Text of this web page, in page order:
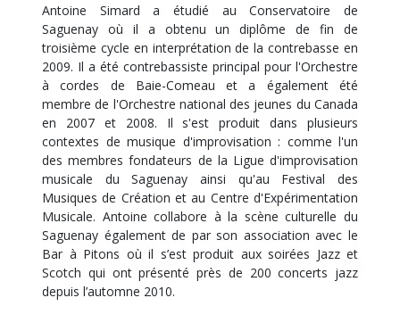
Antoine Simard a étudié au Conservatoire de
Saguenay où il a obtenu un diplôme de fin de
troisième cycle en interprétation de la contrebasse en
2009. Il a été contrebassiste principal pour l'Orchestre
à cordes de Baie-Comeau et a également été
membre de l'Orchestre national des jeunes du Canada
en 2007 et 2008. Il s'est produit dans plusieurs
contextes de musique d'improvisation : comme l'un
des membres fondateurs de la Ligue d'improvisation
musicale du Saguenay ainsi qu'au Festival des
Musiques de Création et au Centre d'Expérimentation
Musicale. Antoine collabore à la scène culturelle du
Saguenay également de par son association avec le
Bar à Pitons où il s’est produit aux soirées Jazz et
Scotch qui ont présenté près de 200 concerts jazz
depuis l’automne 2010.